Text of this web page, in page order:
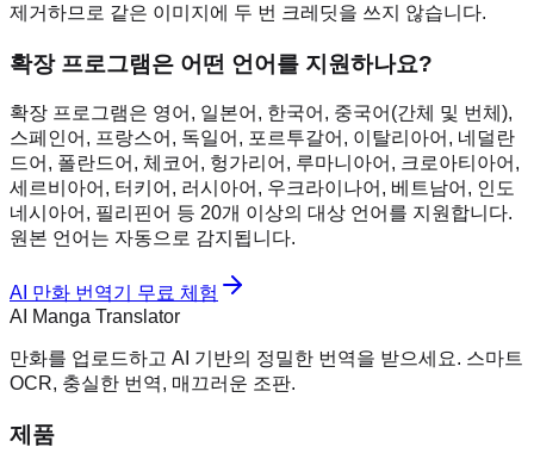
제거하므로 같은 이미지에 두 번 크레딧을 쓰지 않습니다.
확장 프로그램은 어떤 언어를 지원하나요?
확장 프로그램은 영어, 일본어, 한국어, 중국어(간체 및 번체),
스페인어, 프랑스어, 독일어, 포르투갈어, 이탈리아어, 네덜란
드어, 폴란드어, 체코어, 헝가리어, 루마니아어, 크로아티아어,
세르비아어, 터키어, 러시아어, 우크라이나어, 베트남어, 인도
네시아어, 필리핀어 등 20개 이상의 대상 언어를 지원합니다.
원본 언어는 자동으로 감지됩니다.
AI 만화 번역기 무료 체험
AI Manga Translator
만화를 업로드하고 AI 기반의 정밀한 번역을 받으세요. 스마트
OCR, 충실한 번역, 매끄러운 조판.
제품